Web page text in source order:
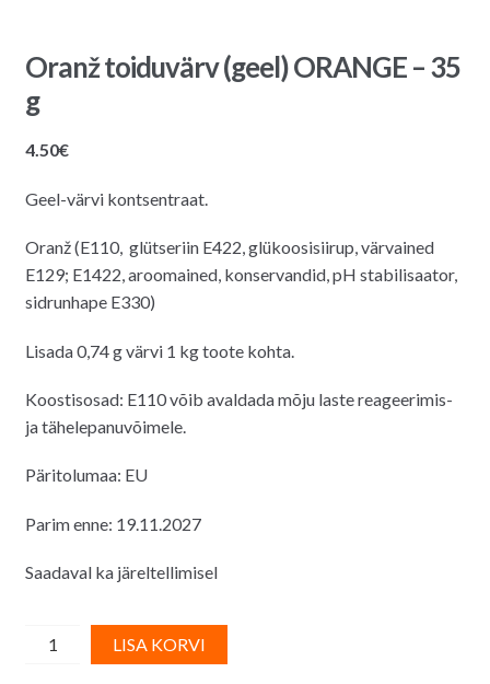
Oranž toiduvärv (geel) ORANGE – 35
g
4.50€
Geel-värvi kontsentraat.
Oranž (E110, glütseriin E422, glükoosisiirup, värvained
E129; E1422, aroomained, konservandid, pH stabilisaator,
sidrunhape E330)
Lisada 0,74 g värvi 1 kg toote kohta.
Koostisosad: E110 võib avaldada mõju laste reageerimis-
ja tähelepanuvõimele.
Päritolumaa: EU
Parim enne: 19.11.2027
Saadaval ka järeltellimisel
Oranž
toiduvärv
LISA KORVI